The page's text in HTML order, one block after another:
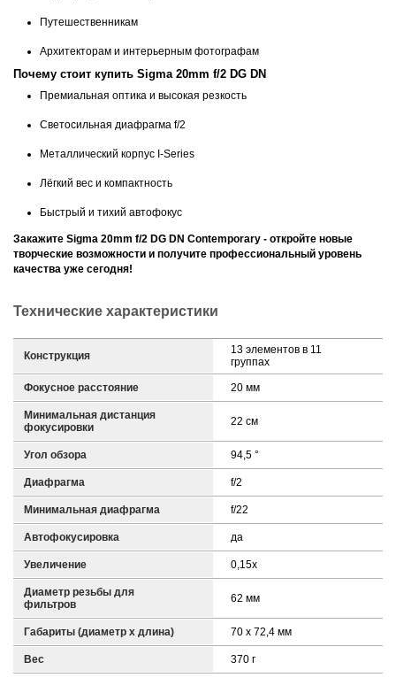
Путешественникам
Архитекторам и интерьерным фотографам
Почему стоит купить Sigma 20mm f/2 DG DN
Премиальная оптика и высокая резкость
Светосильная диафрагма f/2
Металлический корпус I-Series
Лёгкий вес и компактность
Быстрый и тихий автофокус
Закажите Sigma 20mm f/2 DG DN Contemporary - откройте новые
творческие возможности и получите профессиональный уровень
качества уже сегодня!
Технические характеристики
Конструкция
13 элементов в 11
группах
Фокусное расстояние 20 мм
Минимальная дистанция
фокусировки
22 см
Угол обзора 94,5 °
Диафрагма f/2
Минимальная диафрагма f/22
Автофокусировка да
Увеличение 0,15x
Диаметр резьбы для
фильтров
62 мм
Габариты (диаметр х длина) 70 x 72,4 мм
Вес 370 г